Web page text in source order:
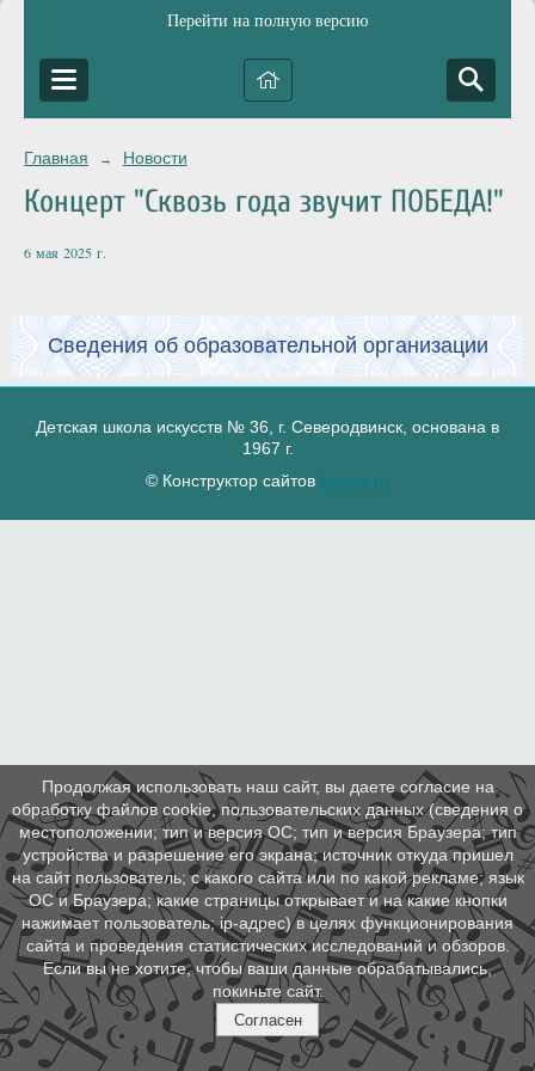
Перейти на полную версию
Главная → Новости
Концерт "Сквозь года звучит ПОБЕДА!"
6 мая 2025 г.
Сведения об образовательной организации
Детская школа искусств № 36, г. Северодвинск, основана в
1967 г.
© Конструктор сайтов Nubex.ru
Продолжая использовать наш сайт, вы даете согласие на
обработку файлов cookie, пользовательских данных (сведения о
местоположении; тип и версия ОС; тип и версия Браузера; тип
устройства и разрешение его экрана; источник откуда пришел
на сайт пользователь; с какого сайта или по какой рекламе; язык
ОС и Браузера; какие страницы открывает и на какие кнопки
нажимает пользователь; ip-адрес) в целях функционирования
сайта и проведения статистических исследований и обзоров.
Если вы не хотите, чтобы ваши данные обрабатывались,
покиньте сайт.
Согласен